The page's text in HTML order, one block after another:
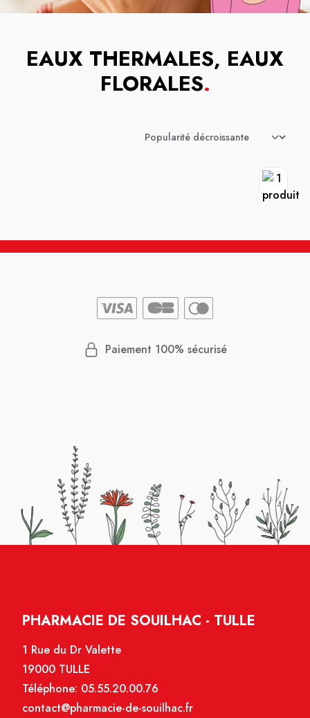
EAUX THERMALES, EAUX
FLORALES.
Paiement 100% sécurisé
PHARMACIE DE SOUILHAC - TULLE
1 Rue du Dr Valette
19000 TULLE
Téléphone: 05.55.20.00.76
contact@pharmacie-de-souilhac.fr